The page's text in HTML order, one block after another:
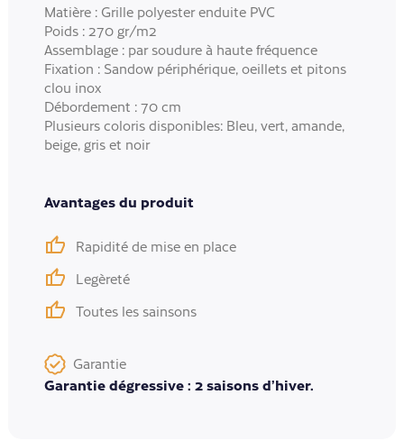
Matière : Grille polyester enduite PVC
Poids : 270 gr/m2
Assemblage : par soudure à haute fréquence
Fixation : Sandow périphérique, oeillets et pitons
clou inox
Débordement : 70 cm
Plusieurs coloris disponibles: Bleu, vert, amande,
beige, gris et noir
Avantages du produit
Rapidité de mise en place
Legèreté
Toutes les sainsons
Garantie
Garantie dégressive : 2 saisons d’hiver.